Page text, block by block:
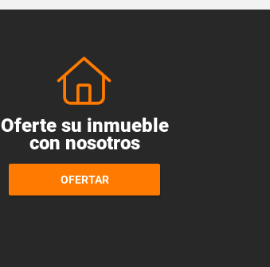
Oferte su inmueble
con nosotros
OFERTAR